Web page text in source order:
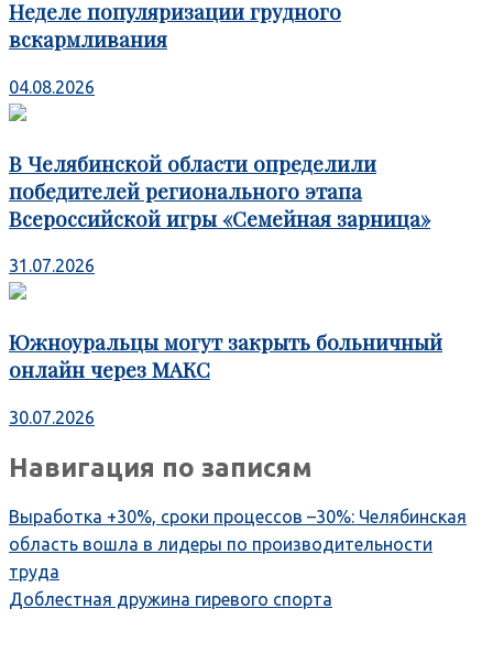
Неделе популяризации грудного
вскармливания
04.08.2026
В Челябинской области определили
победителей регионального этапа
Всероссийской игры «Семейная зарница»
31.07.2026
Южноуральцы могут закрыть больничный
онлайн через МАКС
30.07.2026
Навигация по записям
Выработка +30%, сроки процессов –30%: Челябинская
область вошла в лидеры по производительности
труда
Доблестная дружина гиревого спорта